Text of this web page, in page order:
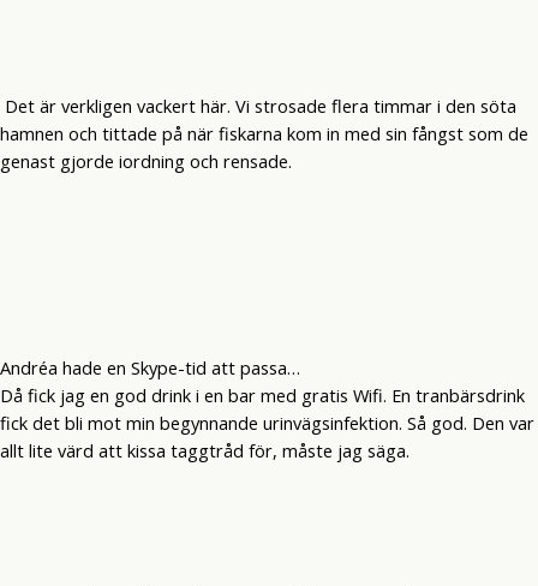
Det är verkligen vackert här. Vi strosade flera timmar i den söta
hamnen och tittade på när fiskarna kom in med sin fångst som de
genast gjorde iordning och rensade.
Andréa hade en Skype-tid att passa…
Då fick jag en god drink i en bar med gratis Wifi. En tranbärsdrink
fick det bli mot min begynnande urinvägsinfektion. Så god. Den var
allt lite värd att kissa taggtråd för, måste jag säga.